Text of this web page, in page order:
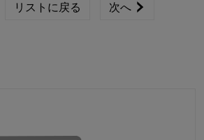
リストに戻る 次へ